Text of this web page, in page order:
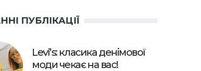
ПУБЛІКАЦІЇ
Levi’s: класика денімової
моди чекає на вас!